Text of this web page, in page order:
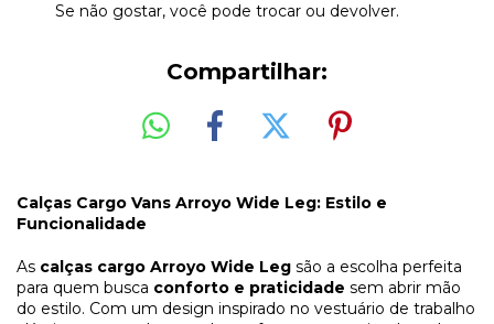
Se não gostar, você pode trocar ou devolver.
Compartilhar:
Calças Cargo Vans Arroyo Wide Leg: Estilo e
Funcionalidade
As calças cargo Arroyo Wide Leg são a escolha perfeita
para quem busca conforto e praticidade sem abrir mão
do estilo. Com um design inspirado no vestuário de trabalho